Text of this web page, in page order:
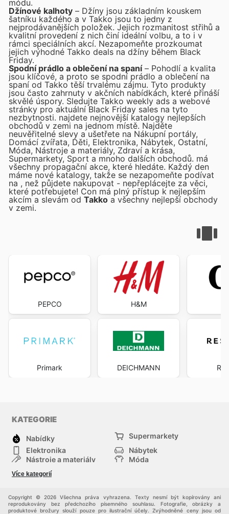
módu.
Džínové kalhoty – Džíny jsou základním kouskem
šatníku každého a v Takko jsou to jedny z
nejprodávanějších položek. Jejich rozmanitost střihů a
kvalitní provedení z nich činí ideální volbu, a to i v
rámci speciálních akcí. Nezapomeňte prozkoumat
jejich výhodné Takko deals na džíny během Black
Friday.
Spodní prádlo a oblečení na spaní– Pohodlí a kvalita
jsou klíčové, a proto se spodní prádlo a oblečení na
spaní od Takko těší trvalému zájmu. Tyto produkty
jsou často zahrnuty v akčních nabídkách, které přináší
skvělé úspory. Sledujte Takko weekly ads a webové
stránky pro aktuální Black Friday sales na tyto
nezbytnosti. najdete nejnovější katalogy nejlepších
obchodů v zemi na jednom místě. Najděte
neuvěřitelné slevy a ušetřete na Nákupní portály,
Domácí zvířata, Děti, Elektronika, Nábytek, Ostatní,
Móda, Nástroje a materiály, Zdraví a krása,
Supermarkety, Sport a mnoho dalších obchodů. má
všechny propagační akce, které hledáte. Každý den
máme nové katalogy, takže se nezapomeňte podívat
na , než půjdete nakupovat - nepřeplácejte za věci,
které potřebujete! Con má plný přístup k nejlepším
akcím a slevám od Takko a všechny nejlepší obchody
v zemi.
PEPCO
Primark
H&M
DEICHMANN
KATEGORIE
Nabídky
Supermarkety
Elektronika
Nábytek
Nástroje a materiály
Móda
Děti
Více kategorií
Copyright © 2026 Všechna práva vyhrazena. Texty nesmí být kopírovány ani
reprodukovány bez předchozího písemného souhlasu. Fotografie, obrázky a
produktové brožury slouží pouze pro ilustrační účely. Zvýhodněné ceny jsou od